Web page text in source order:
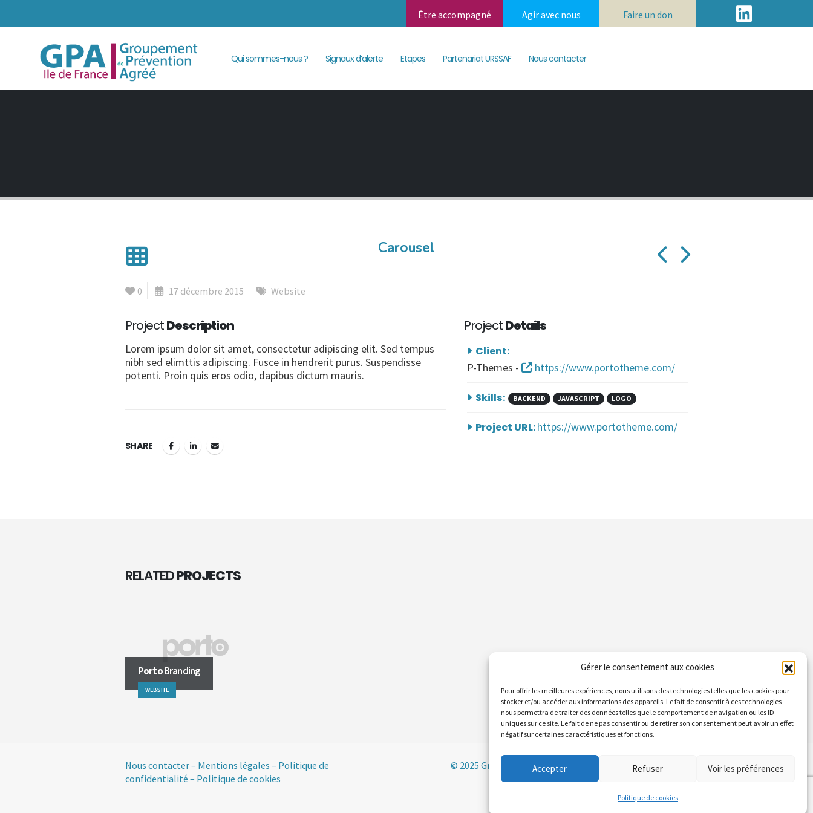
Gérer le consentement aux cookies
Pour offrir les meilleures expériences, nous utilisons des technologies telles que les cookies pour
stocker et/ou accéder aux informations des appareils. Le fait de consentir à ces technologies
nous permettra de traiter des données telles que le comportement de navigation ou les ID
uniques sur ce site. Le fait de ne pas consentir ou de retirer son consentement peut avoir un effet
négatif sur certaines caractéristiques et fonctions.
Accepter Refuser Voir les préférences
Politique de cookies
Être accompagné Agir avec nous Faire un don
Qui sommes-nous ? Signaux d’alerte Etapes Partenariat URSSAF Nous contacter
Carousel
0 17 décembre 2015 Website
ProjectDescription
Lorem ipsum dolor sit amet, consectetur adipiscing elit. Sed tempus
nibh sed elimttis adipiscing. Fusce in hendrerit purus. Suspendisse
potenti. Proin quis eros odio, dapibus dictum mauris.
SHARE
ProjectDetails
Client:
P-Themes -
https://www.portotheme.com/
Skills: BACKEND JAVASCRIPT LOGO
Project URL:https://www.portotheme.com/
RELATEDPROJECTS
PortoBranding
WEBSITE
Nous contacter– Mentions légales – Politique de
confidentialité – Politique de cookies
© 2025 Groupement de Prévention Agréé d'Ile-de-France